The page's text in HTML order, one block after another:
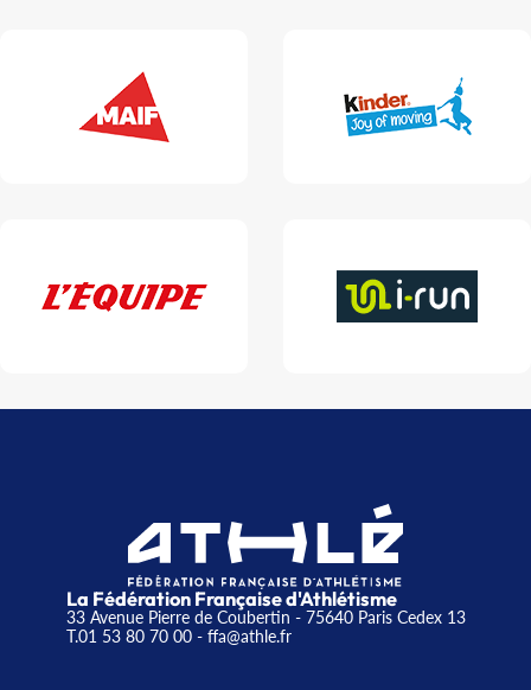
La Fédération Française d'Athlétisme
33 Avenue Pierre de Coubertin - 75640 Paris Cedex 13
T.01 53 80 70 00- ffa@athle.fr